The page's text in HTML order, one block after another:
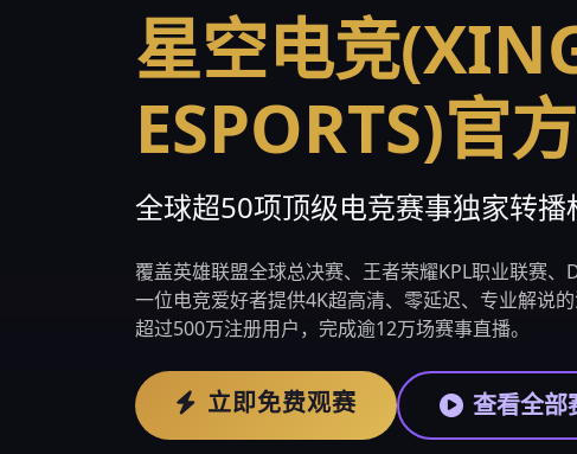
星空电竞
ESPORTS)官
全球超50项顶级电竞赛事独家转播
覆盖英雄联盟全球总决赛、王者荣耀KPL职业联赛
一位电竞爱好者提供4K超高清、零延迟、专业解说
超过500万注册用户，完成逾12万场赛事直播。
立即免费观赛 查看全部